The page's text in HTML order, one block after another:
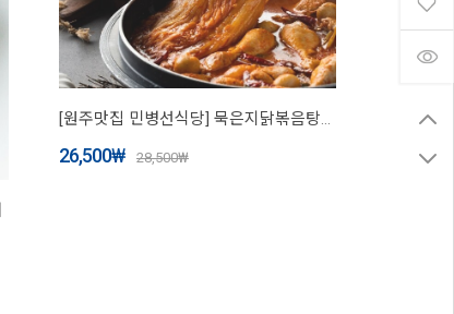
[원주맛집 민병선식당] 묵은지닭볶음탕국내산 밀키트 1~2인
26,500₩ 28,500₩